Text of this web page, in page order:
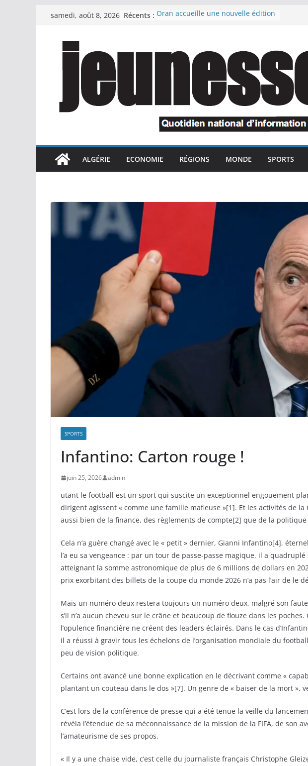
Passer
contenu
samedi, août 8, 2026 Récents : Oran accueille une nouvelle édition
Oran : le wali inspecte les projets
scolaires en prévision de la rentrée
Le Premier ministre souligne
l’attachement du président de la
République à la relance des unités
industrielles confisquées dans le
cadre de la récupération des avoirs
détournés
Le président de la République
préside une cérémonie en
l’honneur des retraités de l’ANP,
des familles de martyrs du devoir
Le chef du gouvernement marocain
appelé à interrompre ses vacances
et quitter l’Espagne
ALGÉRIE ECONOMIE RÉGIONS MONDE SPORTS
SPORTS
Infantino: Carton rouge !
juin 25, 2026 admin
utant le football est un sport qui suscite un exceptionnel engouement
dirigent agissent « comme une famille mafieuse »[1]. Et les activités de
aussi bien de la finance, des règlements de compte[2] que de la
Cela n’a guère changé avec le « petit » dernier, Gianni Infantino[4],
l’a eu sa vengeance : par un tour de passe-passe magique, il a
atteignant la somme astronomique de plus de 6 millions de dollars en
prix exorbitant des billets de la coupe du monde 2026 n’a pas l’air de le
Mais un numéro deux restera toujours un numéro deux, malgré son
s’il n’a aucun cheveu sur le crâne et beaucoup de flouze dans les
l’opulence financière ne créent des leaders éclairés. Dans le cas
il a réussi à gravir tous les échelons de l’organisation mondiale du
peu de vision politique.
Certains ont avancé une bonne explication en le décrivant comme «
plantant un couteau dans le dos »[7]. Un genre de « baiser de la mort »,
C’est lors de la conférence de presse qui a été tenue la veille du
révéla l’étendue de sa méconnaissance de la mission de la FIFA, de son
l’amateurisme de ses propos.
« Il y a une chaise vide, c’est celle du journaliste français Christophe